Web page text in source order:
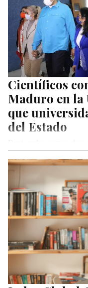
Científicos
Maduro en la
que
del Estado
manifestaron su
Maduro recorriendo